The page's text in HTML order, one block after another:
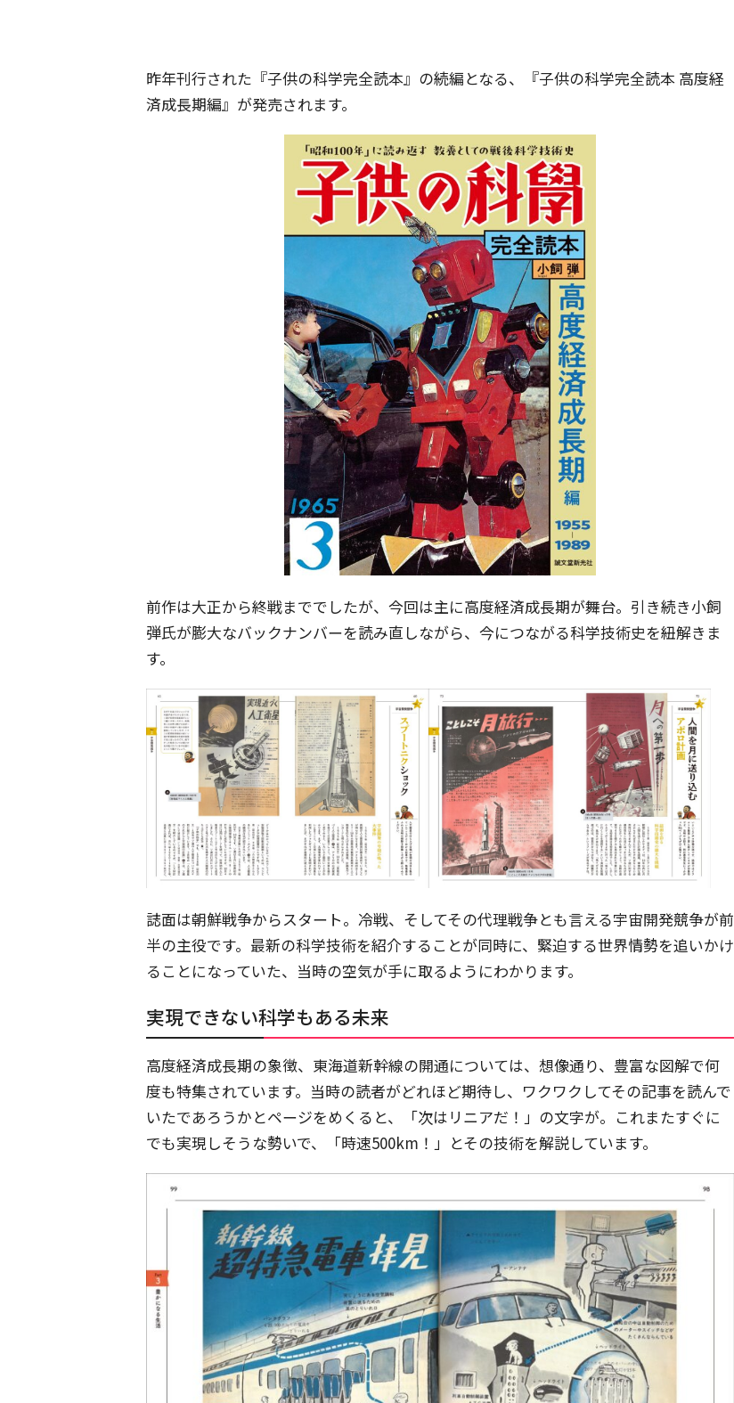
昨年刊行された『子供の科学完全読本』の続編となる、『子供の科学完全読本 高度経
済成長期編』が発売されます。
前作は大正から終戦まででしたが、今回は主に高度経済成長期が舞台。引き続き小飼
弾氏が膨大なバックナンバーを読み直しながら、今につながる科学技術史を紐解きま
す。
誌面は朝鮮戦争からスタート。冷戦、そしてその代理戦争とも言える宇宙開発競争が前
半の主役です。最新の科学技術を紹介することが同時に、緊迫する世界情勢を追いかけ
ることになっていた、当時の空気が手に取るようにわかります。
実現できない科学もある未来
高度経済成長期の象徴、東海道新幹線の開通については、想像通り、豊富な図解で何
度も特集されています。当時の読者がどれほど期待し、ワクワクしてその記事を読んで
いたであろうかとページをめくると、「次はリニアだ！」の文字が。これまたすぐに
でも実現しそうな勢いで、「時速500km！」とその技術を解説しています。